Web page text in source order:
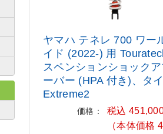
ヤマハ テネレ 700 ワー
イド (2022-) 用
スペンシ ョンショック
ーバー (HPA 付き)、タ
Extreme2
価格：
税込
（本体価格